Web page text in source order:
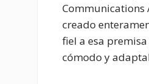
Communications
creado
fiel a esa
cómodo y